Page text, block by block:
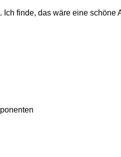
finde, das wäre eine